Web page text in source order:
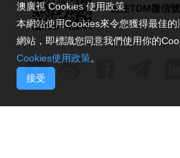
關注TDM微信
澳廣視 Cookies 使用政策
本網站使用Cookies來令您獲得最佳
網站，即標識您同意我們使用你的
Cookies使用政策。
接受